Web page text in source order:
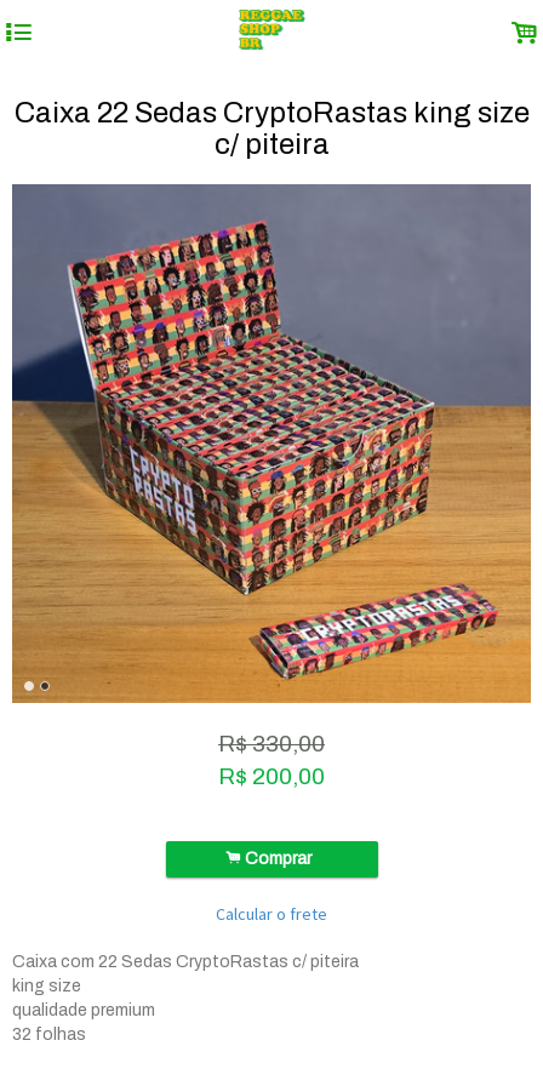
4 .
Caixa 22 Sedas CryptoRastas king size
c/ piteira
R$330,00
R$ 200,00
.Comprar
Calcular o frete
Caixa com 22 Sedas CryptoRastas c/ piteira
king size
qualidade premium
32 folhas